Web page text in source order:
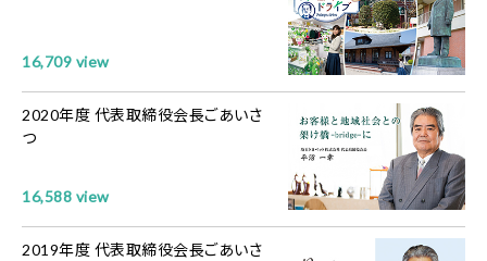
16,709 view
2020年度 代表取締役会長ごあいさ
つ
16,588 view
2019年度 代表取締役会長ごあいさ